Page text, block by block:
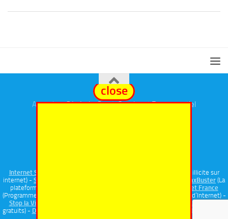
AnnuairesGénéral,eSport,CosplayetEvenementiel
Internet Signalement
(Portail officiel de signalement de contenu illicite sur
internet) - Signal Spam HoaxBuster (La
plateforme collaborative contre la désinformation) -
Safer Internet France
(Programme national de prévention et d’éducationaux bons usages d’Internet) -
Stop la Violence
FamiNum
gratuits) - Dashlane
(Gestionnaire de mots de passe pour vous protéger et vous
close